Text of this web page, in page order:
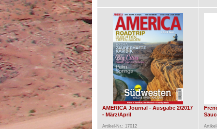
AMERICA Journal - Ausgabe 2/2017
- März/April
Artikel-Nr.: 17012